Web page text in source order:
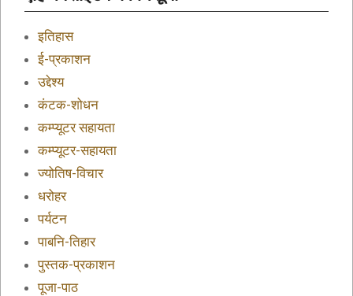
इतिहास
ई-प्रकाशन
उद्देश्य
कंटक-शोधन
कम्प्यूटर सहायता
कम्प्यूटर-सहायता
ज्योतिष-विचार
धरोहर
पर्यटन
पाबनि-तिहार
पुस्तक-प्रकाशन
पूजा-पाठ